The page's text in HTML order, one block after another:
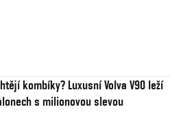
kombíky? Luxusní Volva V90 leží
s milionovou slevou